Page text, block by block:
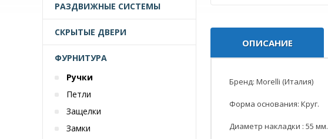
РАЗДВИЖНЫЕ СИСТЕМЫ
СКРЫТЫЕ ДВЕРИ
ФУРНИТУРА
Ручки
Петли
Защелки
Замки
ОПИСАНИЕ
Бренд: Morelli (Италия)
Форма основания: Круг.
Диаметр накладки : 55 мм.